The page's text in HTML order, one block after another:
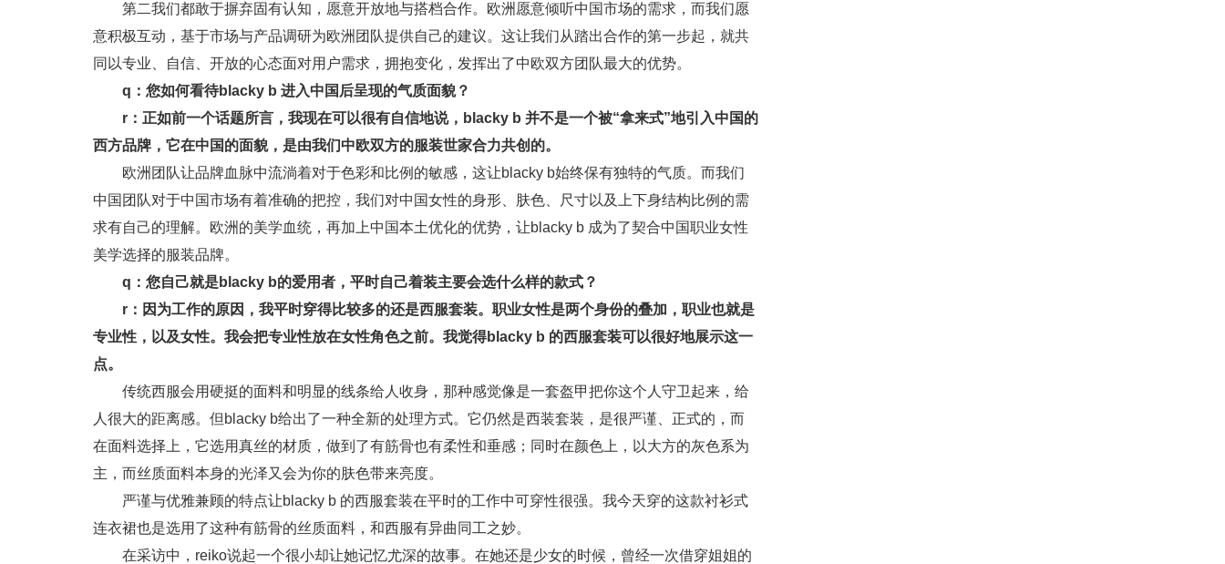
第二我们都敢于摒弃固有认知，愿意开放地与搭档合作。欧洲愿意倾听中国市场的需求，而我们愿
意积极互动，基于市场与产品调研为欧洲团队提供自己的建议。这让我们从踏出合作的第一步起，就共
同以专业、自信、开放的心态面对用户需求，拥抱变化，发挥出了中欧双方团队最大的优势。
q：您如何看待blacky b 进入中国后呈现的气质面貌？
r：正如前一个话题所言，我现在可以很有自信地说，blacky b 并不是一个被“拿来式”地引入中国的
西方品牌，它在中国的面貌，是由我们中欧双方的服装世家合力共创的。
欧洲团队让品牌血脉中流淌着对于色彩和比例的敏感，这让blacky b始终保有独特的气质。而我们
中国团队对于中国市场有着准确的把控，我们对中国女性的身形、肤色、尺寸以及上下身结构比例的需
求有自己的理解。欧洲的美学血统，再加上中国本土优化的优势，让blacky b 成为了契合中国职业女性
美学选择的服装品牌。
q：您自己就是blacky b的爱用者，平时自己着装主要会选什么样的款式？
r：因为工作的原因，我平时穿得比较多的还是西服套装。职业女性是两个身份的叠加，职业也就是
专业性，以及女性。我会把专业性放在女性角色之前。我觉得blacky b 的西服套装可以很好地展示这一
点。
传统西服会用硬挺的面料和明显的线条给人收身，那种感觉像是一套盔甲把你这个人守卫起来，给
人很大的距离感。但blacky b给出了一种全新的处理方式。它仍然是西装套装，是很严谨、正式的，而
在面料选择上，它选用真丝的材质，做到了有筋骨也有柔性和垂感；同时在颜色上，以大方的灰色系为
主，而丝质面料本身的光泽又会为你的肤色带来亮度。
严谨与优雅兼顾的特点让blacky b 的西服套装在平时的工作中可穿性很强。我今天穿的这款衬衫式
连衣裙也是选用了这种有筋骨的丝质面料，和西服有异曲同工之妙。
在采访中，reiko说起一个很小却让她记忆尤深的故事。在她还是少女的时候，曾经一次借穿姐姐的